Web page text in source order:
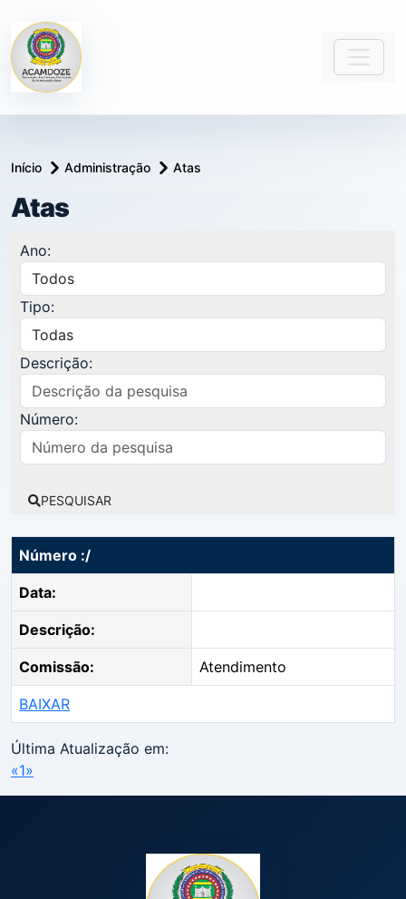
Início Administração Atas
Atas
Ano:
Tipo:
Descrição:
Número:
PESQUISAR
Número :/
Data:
Descrição:
Comissão: Atendimento
BAIXAR
Última Atualização em:
«1»